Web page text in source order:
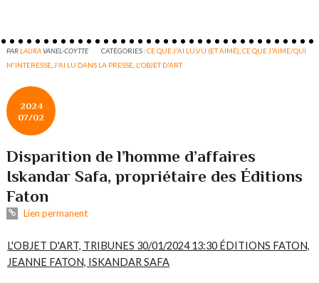
PARLAURAVANEL-COYTTE CATÉGORIES :CE QUE J'AI LU,VU (ET AIMÉ) ,CE QUE J'AIME/QUI
M'INTERESSE J'AI LU DANS LA PRESSE L'OBJET D'ART
2024
07/02
Disparition de l’homme d’affaires
Iskandar Safa, propriétaire des Éditions
Faton
Lien permanent
L'OBJET D'ART, TRIBUNES 30/01/2024 13:30 ÉDITIONS FATON,
JEANNE FATON, ISKANDAR SAFA